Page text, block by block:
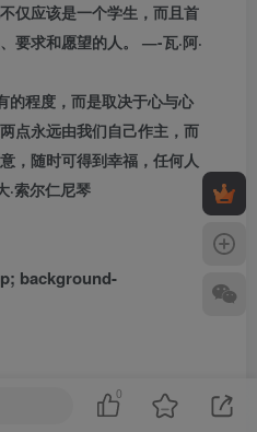
仅应该是一个学生，而且首
要求和愿望的人。 —-瓦·阿·
的程度，而是取决于心与心
点永远由我们自己作主，而
，随时可得到幸福，任何人
索尔仁尼琴
background-
0